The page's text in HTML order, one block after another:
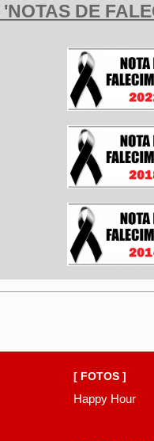
'NOTAS DE
[ FOTOS ]
Happy Hour